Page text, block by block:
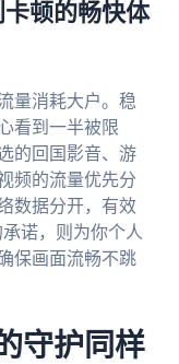
顿的畅快体
量消耗大户。稳
看到一半被限
的回国影音、游
频的流量优先分
数据分开，有效
诺，则为你个人
保画面流畅不跳
守护同样